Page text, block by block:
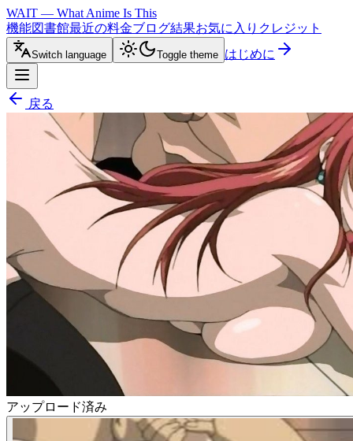
WAIT — What Anime Is This
機能図書館最近の料金ブログ結果お気に入り クレジット
Switch language Toggle theme はじめに
戻る
アップロード済み